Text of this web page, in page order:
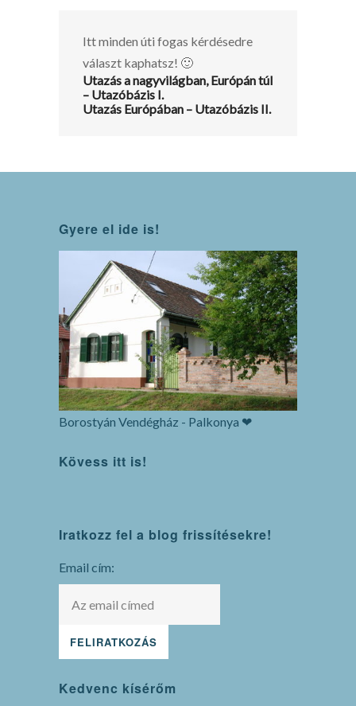
Itt minden úti fogas kérdésedre
választ kaphatsz! 🙂
Utazás a nagyvilágban, Európán túl
– Utazóbázis I.
Utazás Európában – Utazóbázis II.
Gyere el ide is!
Borostyán Vendégház - Palkonya ❤
Kövess itt is!
Iratkozz fel a blog frissítésekre!
Email cím:
Kedvenc kísérőm